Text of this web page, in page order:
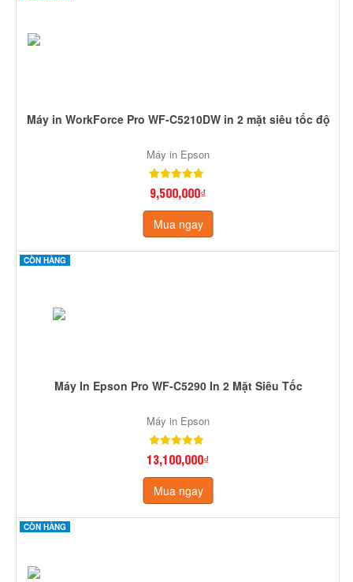
Máy in WorkForce Pro WF-C5210DW in 2 mặt siêu tốc độ
Máy in Epson
9,500,000₫
Mua ngay
CÒN HÀNG
Máy In Epson Pro WF-C5290 In 2 Mặt Siêu Tốc
Máy in Epson
13,100,000₫
Mua ngay
CÒN HÀNG